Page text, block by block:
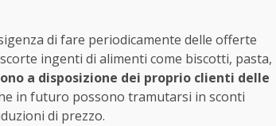
di fare periodicamente delle offerte
ingenti di alimenti come biscotti, pasta,
a disposizione dei proprio clienti delle
in futuro possono tramutarsi in sconti
di prezzo.